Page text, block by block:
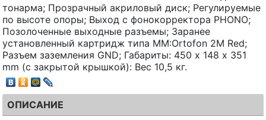
тонарма; Прозрачный акриловый диск; Регулируемые
по высоте опоры; Выход с фонокорректора PHONO;
Позолоченные выходные разъемы; Заранее
установленный картридж типа MM:Ortofon 2M Red;
Разъем заземления GND; Габариты: 450 х 148 х 351
mm (с закрытой крышкой): Вес 10,5 кг.
ОПИСАНИЕ